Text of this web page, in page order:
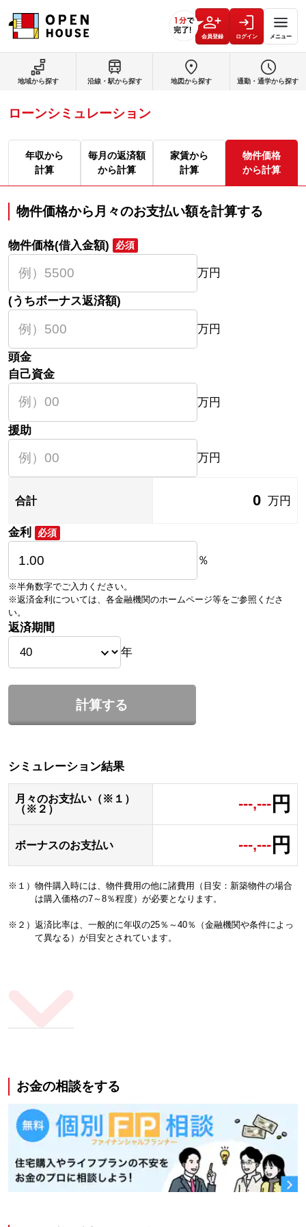
会員登録 ログイン メニュー
地域から探す 沿線・駅から探す 地図から探す 通勤・通学から探す
ローンシミュレーション
年収から
計算
毎月の返済額
から計算
家賃から
計算
物件価格
から計算
物件価格から月々のお支払い額を計算する
物件価格(借入金額) 必須
万円
(うちボーナス返済額)
万円
頭金
自己資金
万円
援助
万円
合計 0 万円
金利 必須
％
※半角数字でご入力ください。
※返済金利については、各金融機関のホームページ等をご参照くださ
い。
返済期間
年
計算する
シミュレーション結果
月々のお支払い（※１）
（※２）
---,---円
ボーナスのお支払い ---,---円
※１）物件購入時には、物件費用の他に諸費用（目安：新築物件の場合
は購入価格の7～8％程度）が必要となります。
※２）返済比率は、一般的に年収の25％～40％（金融機関や条件によっ
て異なる）が目安とされています。
お金の相談をする